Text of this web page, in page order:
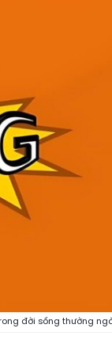
đời sống thường